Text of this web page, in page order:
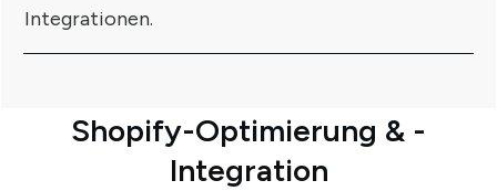
Integrationen.
Shopify-Optimierung & -
Integration